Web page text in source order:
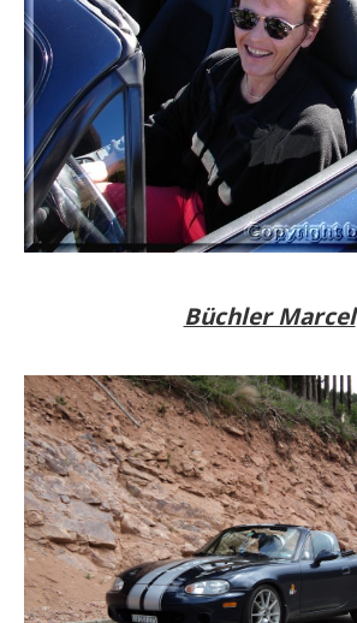
Büchler Marcel